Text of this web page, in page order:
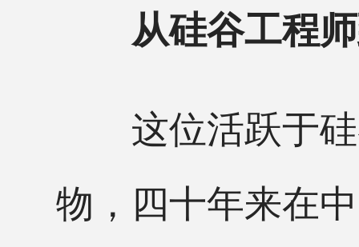
从硅谷工程师
这位活跃于硅
物，四十年来在